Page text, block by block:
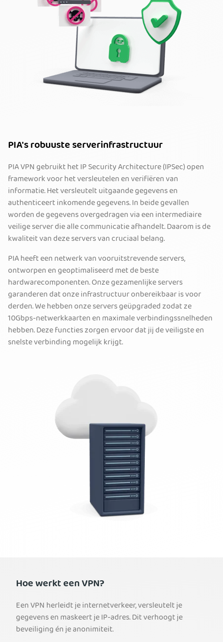
PIA's robuuste serverinfrastructuur
PIA VPN gebruikt het IP Security Architecture (IPSec) open
framework voor het versleutelen en verifiëren van
informatie. Het versleutelt uitgaande gegevens en
authenticeert inkomende gegevens. In beide gevallen
worden de gegevens overgedragen via een intermediaire
veilige server die alle communicatie afhandelt. Daarom is de
kwaliteit van deze servers van cruciaal belang.
PIA heeft een netwerk van vooruitstrevende servers,
ontworpen en geoptimaliseerd met de beste
hardwarecomponenten. Onze gezamenlijke servers
garanderen dat onze infrastructuur onbereikbaar is voor
derden. We hebben onze servers geüpgraded zodat ze
10Gbps-netwerkkaarten en maximale verbindingssnelheden
hebben. Deze functies zorgen ervoor dat jij de veiligste en
snelste verbinding mogelijk krijgt.
Hoe werkt een VPN?
Een VPN herleidt je internetverkeer, versleutelt je
gegevens en maskeert je IP-adres. Dit verhoogt je
beveiliging én je anonimiteit.